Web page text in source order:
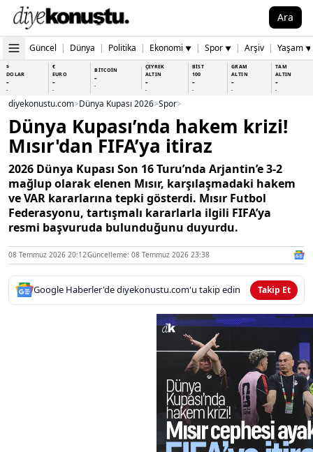
Ara
Güncel | Dünya | Politika | Ekonomi ▼ | Spor ▼ | Arşiv | Yaşam ▼
$
DOLAR
-
-
€
EURO
-
-
BİTCOİN
-
-
ÇEYREK
ALTIN
-
-
BİST
100
-
-
GRAM
ALTIN
-
-
TAM
ALTIN
-
-
diyekonustu.com>Dünya Kupası 2026>Spor>
Dünya Kupası’nda hakem krizi!
Mısır'dan FIFA’ya itiraz
2026 Dünya Kupası Son 16 Turu’nda Arjantin’e 3-2
mağlup olarak elenen Mısır, karşılaşmadaki hakem
ve VAR kararlarına tepki gösterdi. Mısır Futbol
Federasyonu, tartışmalı kararlarla ilgili FIFA’ya
resmi başvuruda bulunduğunu duyurdu.
08 Temmuz 2026 20:12Güncelleme: 08 Temmuz 2026 23:38
Google Haberler'de diyekonustu.com'u takip edin Takip Et